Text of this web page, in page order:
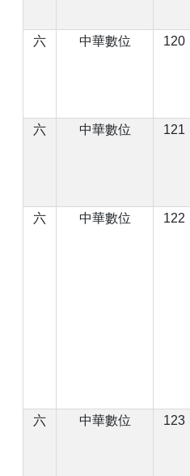
六 中華數位 120
六 中華數位 121
六 中華數位 122
六 中華數位 123